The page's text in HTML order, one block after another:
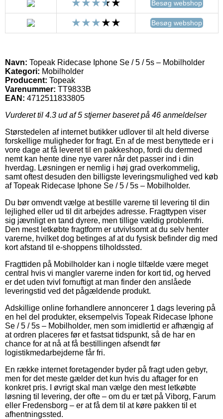
Besøg webshop
Besøg webshop
Navn: Topeak Ridecase Iphone Se / 5 / 5s – Mobilholder
Kategori: Mobilholder
Producent: Topeak
Varenummer: TT9833B
EAN: 4712511833805
Vurderet til 4.3 ud af 5 stjerner baseret på 46 anmeldelser
Størstedelen af internet butikker udlover til alt held diverse
forskellige muligheder for fragt. En af de mest benyttede er i
vore dage at få leveret til en pakkeshop, fordi du dermed
nemt kan hente dine nye varer når det passer ind i din
hverdag. Løsningen er nemlig i høj grad overkommelig,
samt oftest desuden den billigste leveringsmulighed ved køb
af Topeak Ridecase Iphone Se / 5 / 5s – Mobilholder.
Du bør omvendt vælge at bestille varerne til levering til din
lejlighed eller ud til dit arbejdes adresse. Fragttypen viser
sig jævnligt en tand dyrere, men tillige vældig problemfri.
Den mest letkøbte fragtform er utvivlsomt at du selv henter
varerne, hvilket dog betinges af at du fysisk befinder dig med
kort afstand til e-shoppens tilholdssted.
Fragttiden på Mobilholder kan i nogle tilfælde være meget
central hvis vi mangler varerne inden for kort tid, og herved
er det uden tvivl fornuftigt at man finder den anslåede
leveringstid ved det pågældende produkt.
Adskillige online forhandlere annoncerer 1 dags levering på
en hel del produkter, eksempelvis Topeak Ridecase Iphone
Se / 5 / 5s – Mobilholder, men som imidlertid er afhængig af
at ordren placeres før et fastsat tidspunkt, så de har en
chance for at nå at få bestillingen afsendt før
logistikmedarbejderne får fri.
En række internet foretagender byder på fragt uden gebyr,
men for det meste gælder det kun hvis du aftager for en
konkret pris. I øvrigt skal man vælge den mest letkøbte
løsning til levering, der ofte – om du er tæt på Viborg, Farum
eller Fredensborg – er at få dem til at køre pakken til et
afhentningssted.